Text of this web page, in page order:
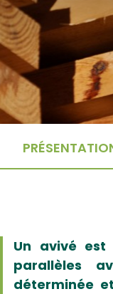
Un avivé
parallèles
déterminée